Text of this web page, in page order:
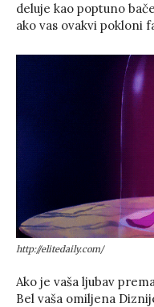
deluje kao poptuno
ako vas ovakvi pokloni
http://elitedaily.com/
Ako je vaša ljubav
Bel vaša omiljena